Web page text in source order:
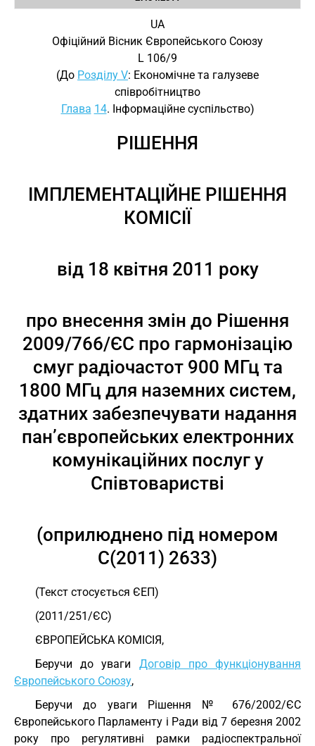
UA
Офіційний Вісник Європейського Союзу
L 106/9
(До Розділу V: Економічне та галузеве
співробітництво
Глава 14. Інформаційне суспільство)
РІШЕННЯ
ІМПЛЕМЕНТАЦІЙНЕ РІШЕННЯ
КОМІСІЇ
від 18 квітня 2011 року
про внесення змін до Рішення
2009/766/ЄC про гармонізацію
смуг радіочастот 900 МГц та
1800 МГц для наземних систем,
здатних забезпечувати надання
пан’європейських електронних
комунікаційних послуг у
Співтоваристві
(оприлюднено під номером
C(2011) 2633)
(Текст стосується ЄЕП)
(2011/251/ЄС)
ЄВРОПЕЙСЬКА КОМІСІЯ,
Беручи до уваги Договір про функціонування
Європейського Союзу,
Беручи до уваги Рішення № 676/2002/ЄС
Європейського Парламенту і Ради від 7 березня 2002
року про регулятивні рамки радіоспектральної